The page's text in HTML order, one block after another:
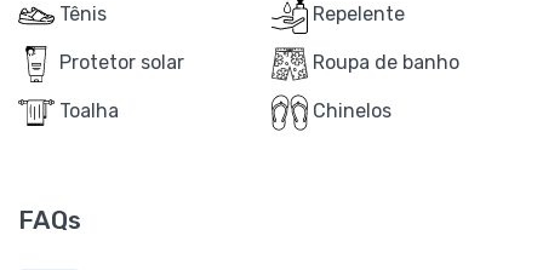
Tênis Repelente
Protetor solar Roupa de banho
Toalha Chinelos
FAQs